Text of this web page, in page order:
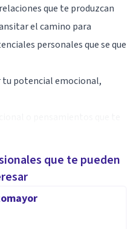
que te produzcan
el camino para
personales que se que
tu potencial emocional,
tu situación emocional.
tiempo comiences a
y encontrar tu sentido de
que te pueden